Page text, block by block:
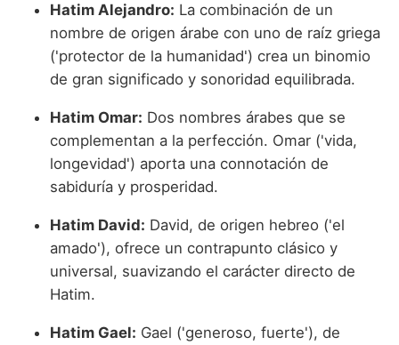
Hatim Alejandro: La combinación de un
nombre de origen árabe con uno de raíz griega
('protector de la humanidad') crea un binomio
de gran significado y sonoridad equilibrada.
Hatim Omar: Dos nombres árabes que se
complementan a la perfección. Omar ('vida,
longevidad') aporta una connotación de
sabiduría y prosperidad.
Hatim David: David, de origen hebreo ('el
amado'), ofrece un contrapunto clásico y
universal, suavizando el carácter directo de
Hatim.
Hatim Gael: Gael ('generoso, fuerte'), de